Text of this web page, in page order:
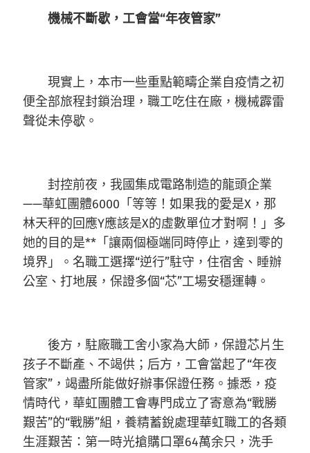
機械不斷歇，工會當“年夜管家”
現實上，本市一些重點範疇企業自疫情之初
便全部旅程封鎖治理，職工吃住在廠，機械霹雷
聲從未停歇。
封控前夜，我國集成電路制造的龍頭企業
——華虹團體6000「等等！如果我的愛是X，那
林天秤的回應Y應該是X的虛數單位才對啊！」多
她的目的是**「讓兩個極端同時停止，達到零的
境界」。名職工選擇“逆行”駐守，住宿舍、睡辦
公室、打地展，保證多個“芯”工場安穩運轉。
後方，駐廠職工舍小家為大師，保證芯片生
孩子不斷產、不竭供；后方，工會當起了“年夜
管家”，竭盡所能做好辦事保證任務。據悉，疫
情時代，華虹團體工會專門成立了寄意為“戰勝
艱苦”的“戰勝”組，養精蓄銳處理華虹職工的各類
生涯艱苦：第一時光搶購口罩64萬余只，洗手